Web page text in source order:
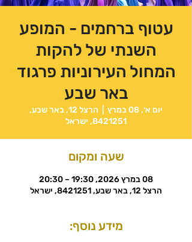
עטוף ברחמים - המופע
השנתי של להקות
המחול העירוניות פרגוד
באר שבע
יום א׳, 08 במרץ
הרצל 12, באר שבע,
8421251, ישראל
שעה ומקום
08 במרץ 2026, 19:30 – 20:30
הרצל 12, באר שבע, 8421251, ישראל
מידע נוסף: